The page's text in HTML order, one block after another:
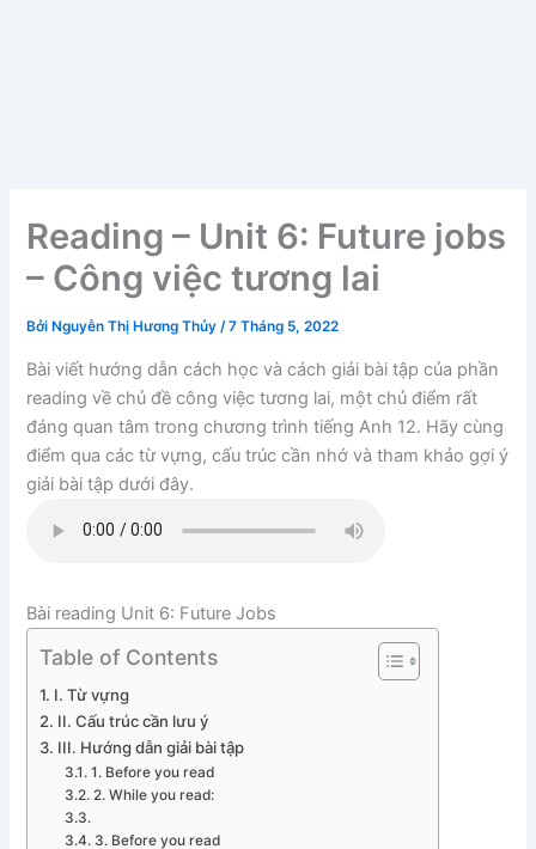
Reading – Unit 6: Future jobs
– Công việc tương lai
Bởi Nguyễn Thị Hương Thủy/7 Tháng 5, 2022
Bài viết hướng dẫn cách học và cách giải bài tập của phần
reading về chủ đề công việc tương lai, một chủ điểm rất
đáng quan tâm trong chương trình tiếng Anh 12. Hãy cùng
điểm qua các từ vựng, cấu trúc cần nhớ và tham khảo gợi ý
giải bài tập dưới đây.
Bài reading Unit 6: Future Jobs
Table of Contents
I. Từ vựng
II. Cấu trúc cần lưu ý
III. Hướng dẫn giải bài tập
1. Before you read
2. While you read:
3. Before you read